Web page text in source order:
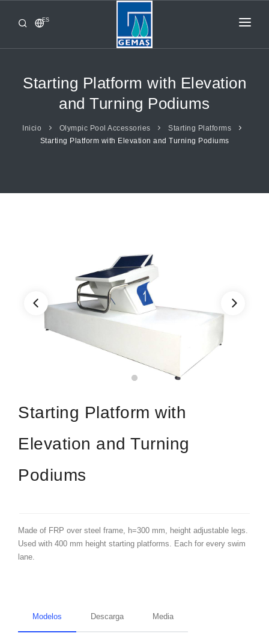
ES
INICIO
CORPORATIVO
CONTACTO
Starting Platform with Elevation
and Turning Podiums
Inicio Olympic Pool Accessories
Starting Platforms
Starting Platform with Elevation and Turning Podiums
Starting Platform with
Elevation and Turning
Podiums
Made of FRP over steel frame, h=300 mm, height adjustable legs.
Used with 400 mm height starting platforms. Each for every swim
lane.
Modelos Descarga Media